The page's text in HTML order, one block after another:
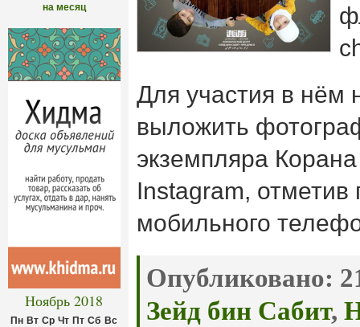
на месяц
Ноябрь 2018
Пн Вт Ср Чт Пт Сб Вс
Для участия в нём
выложить
экземпляра
Instagram, отметив
мобильного
Опубликовано:
Зейд бин Сабит,